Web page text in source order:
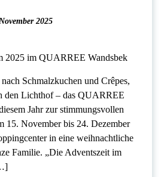
2025
Schmalzkuchen und Crêpes,
den Lichthof – das QUARREE
Jahr zur stimmungsvollen
15. November bis 24. Dezember
in eine weihnachtliche
Familie. „Die Adventszeit im